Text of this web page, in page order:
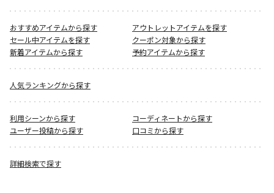
おすすめアイテムから探す
アウトレットアイテムを探す
セール中アイテムを探す
クーポン対象から探す
新着アイテムから探す
予約アイテムから探す
人気ランキングから探す
利用シーンから探す
コーディネートから探す
ユーザー投稿から探す
口コミから探す
詳細検索で探す